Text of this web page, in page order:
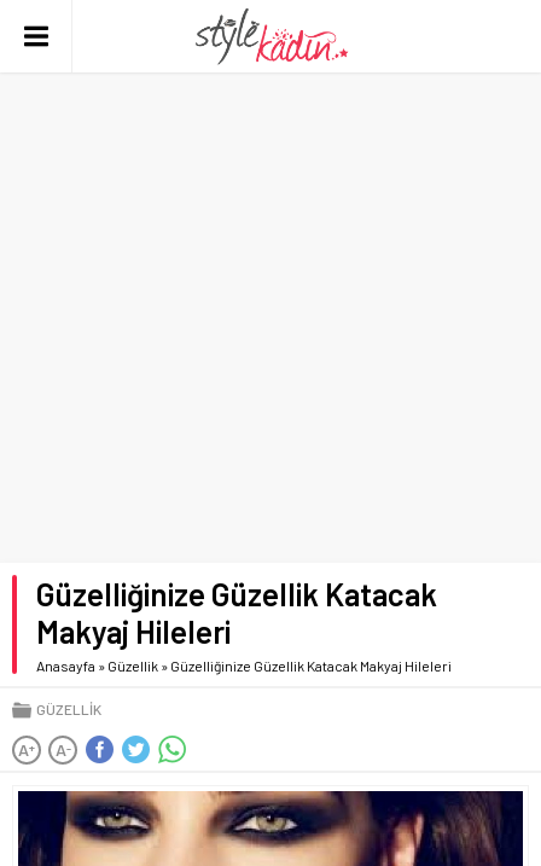
Güzelliğinize Güzellik Katacak
Makyaj Hileleri
Anasayfa » Güzellik » Güzelliğinize Güzellik Katacak Makyaj Hileleri
GÜZELLIK
A+ A-